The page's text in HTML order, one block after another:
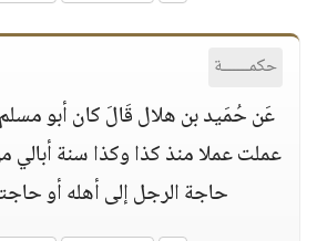
حكمــــــة
عَن حُمَيد بن هلال قَالَ كان أبو
عملت عملا منذ كذا وكذا سنة أبالي
حاجة الرجل إلى أهله أو